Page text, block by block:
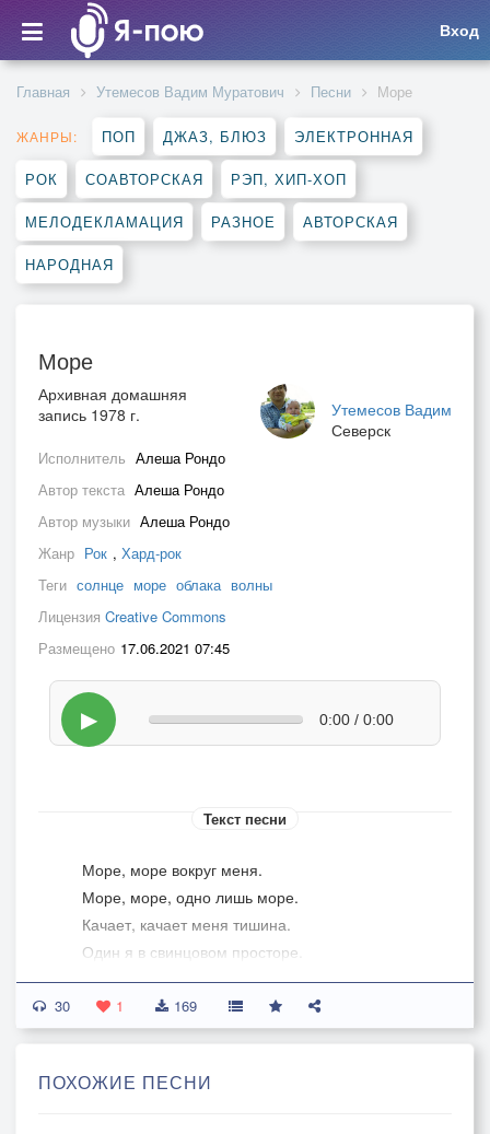
Вход
Главная Утемесов Вадим Муратович Песни Море
ЖАНРЫ: ПОП ДЖАЗ, БЛЮЗ ЭЛЕКТРОННАЯ
РОК СОАВТОРСКАЯ РЭП, ХИП-ХОП
МЕЛОДЕКЛАМАЦИЯ РАЗНОЕ АВТОРСКАЯ
НАРОДНАЯ
Море
Утемесов Вадим
Северск
Архивная домашняя
запись 1978 г.
Исполнитель Алеша Рондо
Автор текста Алеша Рондо
Автор музыки Алеша Рондо
Жанр Рок , Хард-рок
Теги солнце море облака волны
Лицензия Creative Commons
Размещено 17.06.2021 07:45
▶ 0:00 / 0:00
Текст песни
Море, море вокруг меня.
Море, море, одно лишь море.
Качает, качает меня тишина.
Один я в свинцовом просторе.
Волны, волны, вы как барханы.
Какая разница – штормы или ураганы?
И солнце жёлтое пляшет в небе синем.
30 1 169
ПОХОЖИЕ ПЕСНИ